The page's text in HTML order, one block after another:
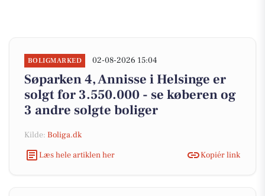
BOLIGMARKED 02-08-2026 15:04
Søparken 4, Annisse i Helsinge er
solgt for 3.550.000 - se køberen og
3 andre solgte boliger
Kilde: Boliga.dk
Læs hele artiklen her
Kopiér link